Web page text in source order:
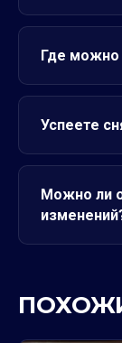
Где можно
Успеете
Можно ли